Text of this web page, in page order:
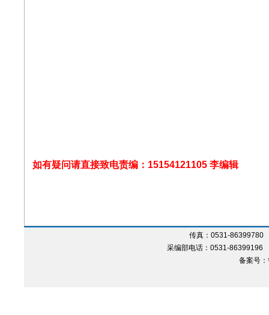
如有疑问请直接致电责编：15154121105 李编辑
传真：0531-
采编部电话：0531-
备案号